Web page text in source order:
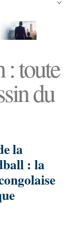
: toute
du
la
: la